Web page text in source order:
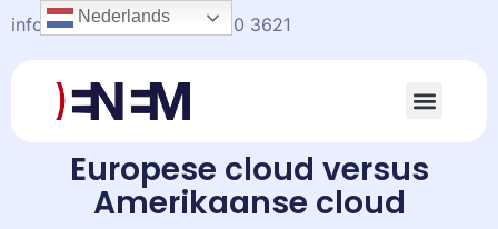
info@enem.nl+31(0)20-330 3621
Europese cloud versus
Amerikaanse cloud
Nederlands